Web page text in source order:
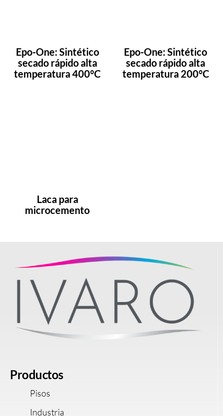
Epo-One: Sintético
secado rápido alta
temperatura 400°C
Epo-One: Sintético
secado rápido alta
temperatura 200°C
Laca para
microcemento
Productos
Pisos
Industria